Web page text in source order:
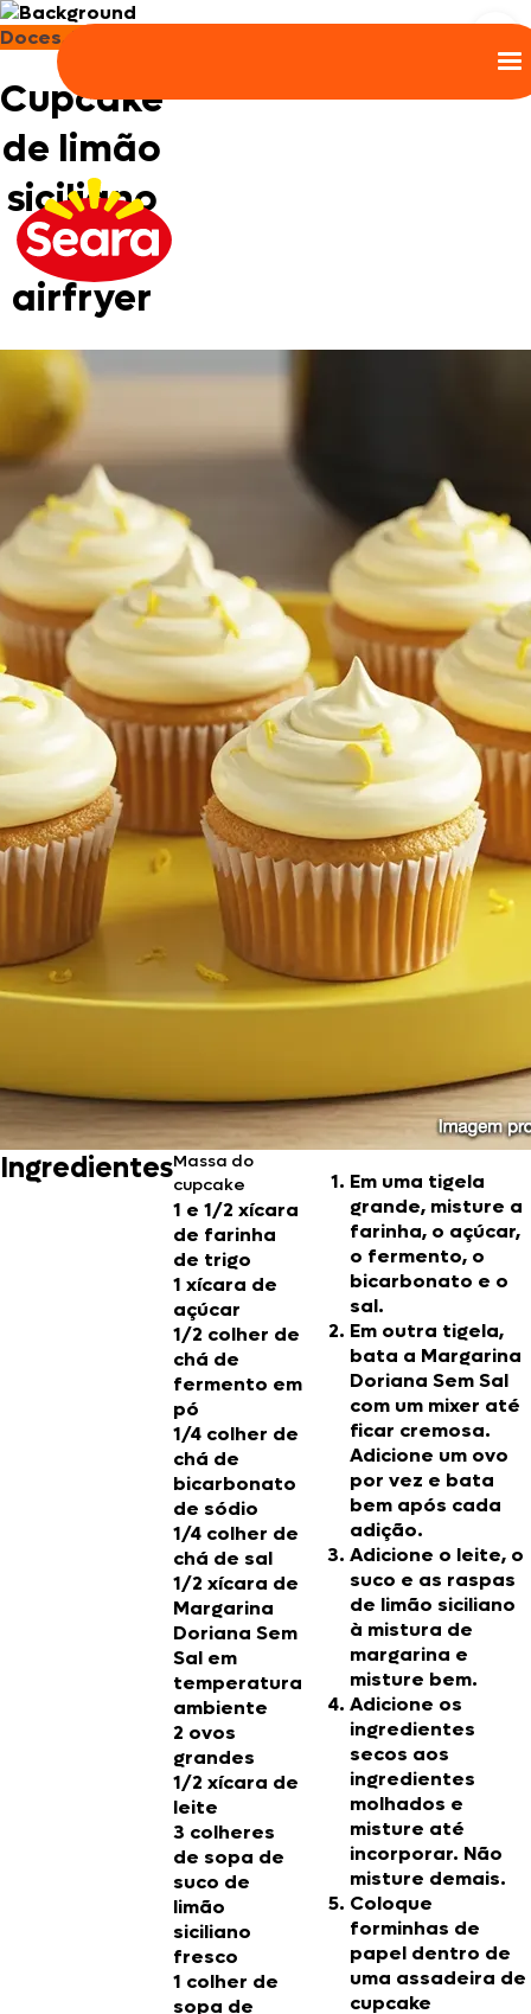
Doces, Bolos e Sobremesas
Cupcake
de limão
siciliano
na
airfryer
IngredientesMassa do
cupcake
1 e 1/2 xícara
de farinha
de trigo
1 xícara de
açúcar
1/2 colher de
chá de
fermento em
pó
1/4 colher de
chá de
bicarbonato
de sódio
1/4 colher de
chá de sal
1/2 xícara de
Margarina
Doriana Sem
Sal em
temperatura
ambiente
2 ovos
grandes
1/2 xícara de
leite
3 colheres
de sopa de
suco de
limão
siciliano
fresco
1 colher de
sopa de
Em uma tigela
grande, misture a
farinha, o açúcar,
o fermento, o
bicarbonato e o
sal.
Em outra tigela,
bata a Margarina
Doriana Sem Sal
com um mixer até
ficar cremosa.
Adicione um ovo
por vez e bata
bem após cada
adição.
Adicione o leite, o
suco e as raspas
de limão siciliano
à mistura de
margarina e
misture bem.
Adicione os
ingredientes
secos aos
ingredientes
molhados e
misture até
incorporar. Não
misture demais.
Coloque
forminhas de
papel dentro de
uma assadeira de
cupcake